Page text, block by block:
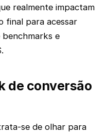
realmente impactam
final para acessar
e
de conversão
se de olhar para